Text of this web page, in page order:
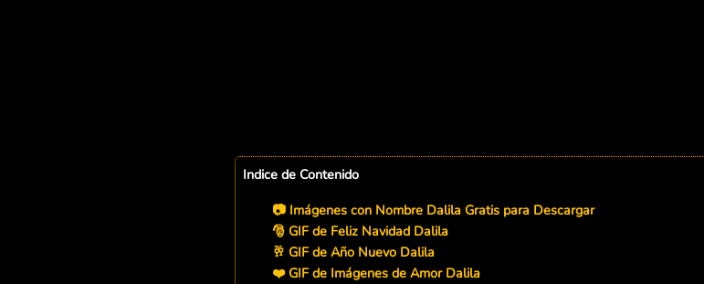
Indice de Contenido
📷 Imágenes con Nombre Dalila Gratis para Descargar
🎅 GIF de Feliz Navidad Dalila
🥂 GIF de Año Nuevo Dalila
❤️ GIF de Imágenes de Amor Dalila